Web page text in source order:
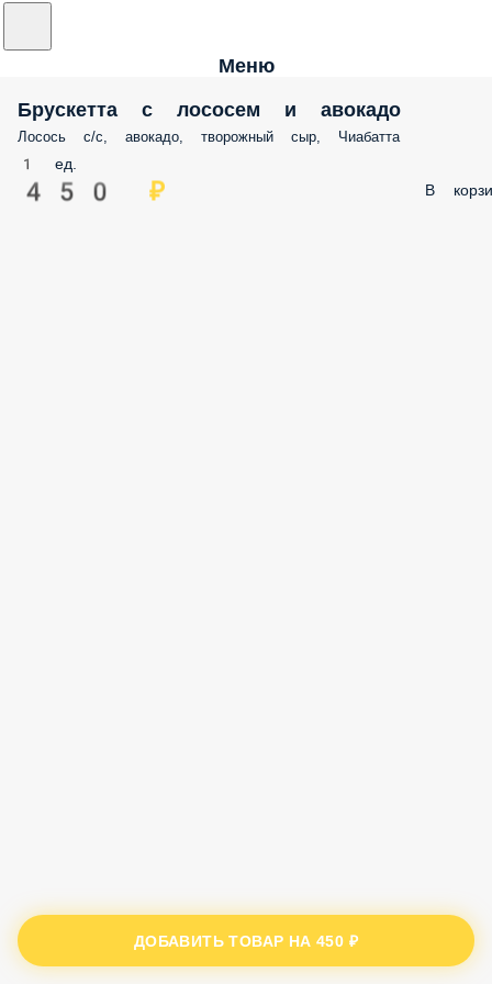
Меню
Брускетта с лососем и авокадо
Лосось с/с, авокадо, творожный сыр, Чиабатта
1 ед.
450 ₽ В
ДОБАВИТЬ ТОВАР НА450 ₽